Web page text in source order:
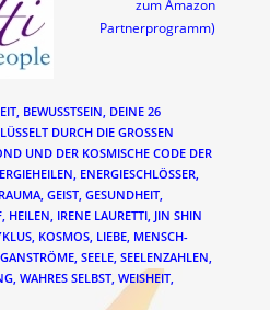
zum Amazon
Partnerprogramm)
, BEWUSSTSEIN, DEINE 26
DURCH DIE GROSSEN A
UND DER KOSMISCHE CODE DER
, ENERGIESCHLÖSSER,
, GEIST, GESUNDHEIT,
, HEILEN, IRENE LAURETTI, JIN SHIN
, KOSMOS, LIEBE, MENSCH-
, SEELE, SEELENZAHLEN,
, WAHRES SELBST, WEISHEIT,